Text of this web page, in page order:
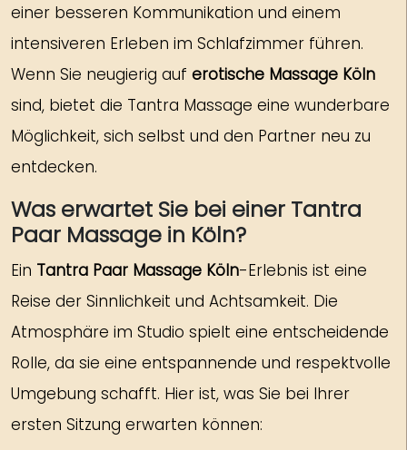
einer besseren Kommunikation und einem
intensiveren Erleben im Schlafzimmer führen.
Wenn Sie neugierig auf erotische Massage Köln
sind, bietet die Tantra Massage eine wunderbare
Möglichkeit, sich selbst und den Partner neu zu
entdecken.
Was erwartet Sie bei einer Tantra
Paar Massage in Köln?
Ein Tantra Paar Massage Köln-Erlebnis ist eine
Reise der Sinnlichkeit und Achtsamkeit. Die
Atmosphäre im Studio spielt eine entscheidende
Rolle, da sie eine entspannende und respektvolle
Umgebung schafft. Hier ist, was Sie bei Ihrer
ersten Sitzung erwarten können: